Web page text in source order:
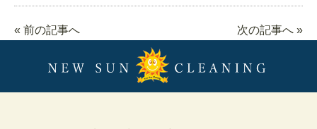
« 前の記事へ 次の記事へ »